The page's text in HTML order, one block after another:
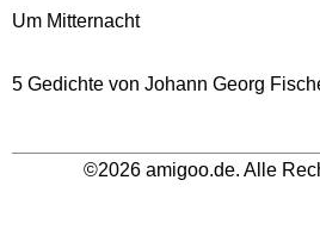
Um Mitternacht
5 Gedichte von Johann Georg
©2026 amigoo.de. Alle